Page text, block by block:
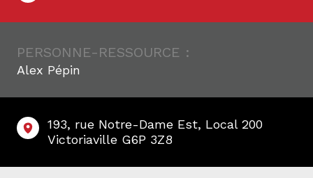
PERSONNE-RESSOURCE :
Alex Pépin
193, rue Notre-Dame Est, Local 200
Victoriaville G6P 3Z8